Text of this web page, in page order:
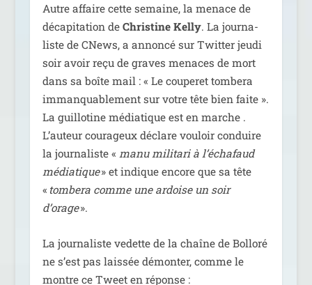
Autre affaire cette semaine, la menace de
déca­pi­ta­tion de Christine Kelly. La jour­na­
liste de CNews, a annon­cé sur Twitter jeu­di
soir avoir reçu de graves menaces de mort
dans sa boîte mail : « Le cou­pe­ret tom­be­ra
imman­qua­ble­ment sur votre tête bien faite ».
La guillo­tine média­tique est en marche .
L’auteur cou­ra­geux déclare vou­loir conduire
la jour­na­liste « manu mili­ta­ri à l’échafaud
média­tique» et indique encore que sa tête
« tom­be­ra comme une ardoise un soir
d’orage».
La jour­na­liste vedette de la chaîne de Bolloré
ne s’est pas lais­sée démon­ter, comme le
montre ce Tweet en réponse :